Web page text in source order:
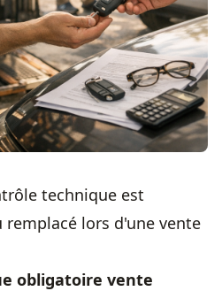
technique est
lors d'une vente
obligatoire vente